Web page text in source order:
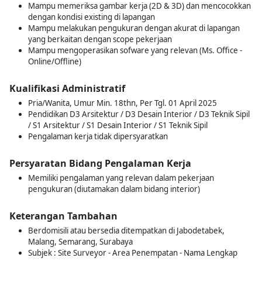
Mampu memeriksa gambar kerja (2D & 3D) dan mencocokkan
dengan kondisi existing di lapangan
Mampu melakukan pengukuran dengan akurat di lapangan
yang berkaitan dengan scope pekerjaan
Mampu mengoperasikan sofware yang relevan (Ms. Office -
Online/Offline)
Kualifikasi Administratif
Pria/Wanita, Umur Min. 18thn, Per Tgl. 01 April 2025
Pendidikan D3 Arsitektur / D3 Desain Interior / D3 Teknik Sipil
/ S1 Arsitektur / S1 Desain Interior / S1 Teknik Sipil
Pengalaman kerja tidak dipersyaratkan
Persyaratan Bidang Pengalaman Kerja
Memiliki pengalaman yang relevan dalam pekerjaan
pengukuran (diutamakan dalam bidang interior)
Keterangan Tambahan
Berdomisili atau bersedia ditempatkan di Jabodetabek,
Malang, Semarang, Surabaya
Subjek : Site Surveyor - Area Penempatan - Nama Lengkap